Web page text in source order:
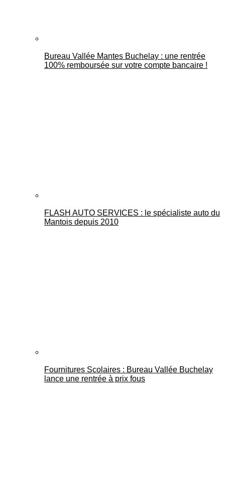
Bureau Vallée Mantes Buchelay : une rentrée
100% remboursée sur votre compte bancaire !
FLASH AUTO SERVICES : le spécialiste auto du
Mantois depuis 2010
Fournitures Scolaires : Bureau Vallée Buchelay
lance une rentrée à prix fous